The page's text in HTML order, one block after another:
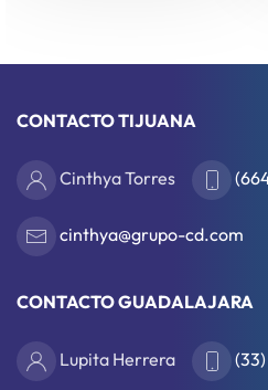
CONTACTO TIJUANA
Cinthya Torres
cinthya@grupo-cd.com
CONTACTO GUADALAJARA
Lupita Herrera